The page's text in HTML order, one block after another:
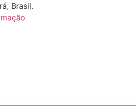
Brasil.